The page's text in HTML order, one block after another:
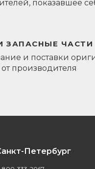
показавшее
ЗАПАСНЫЕ ЧАСТИ
и поставки
от производителя
Петербург